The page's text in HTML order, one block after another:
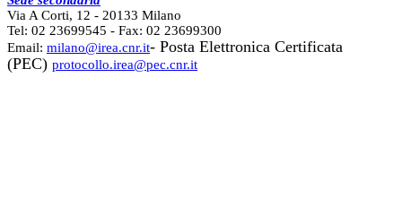
Via A Corti, 12 - 20133 Milano
Tel: 02 23699545 - Fax: 02 23699300
Email: milano@irea.cnr.it- Posta Elettronica Certificata
(PEC) protocollo.irea@pec.cnr.it